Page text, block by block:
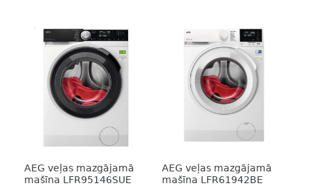
AEG veļas mazgājamā
mašīna LFR95146SUE
AEG veļas mazgājamā
mašīna LFR61942BE